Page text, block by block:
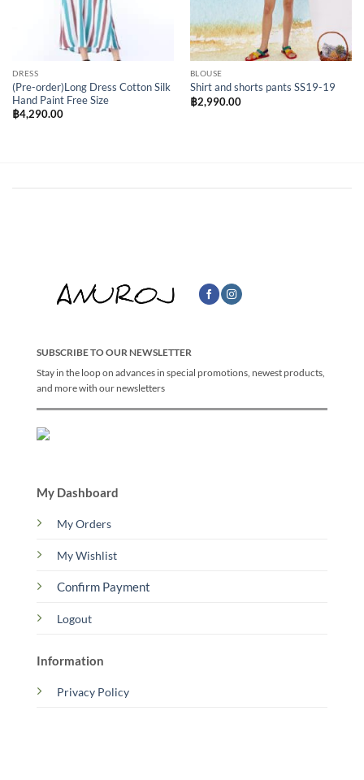
DRESS
(Pre-order)Long Dress Cotton Silk
Hand Paint Free Size
฿4,290.00
BLOUSE
Shirt and shorts pants SS19-19
฿2,990.00
SUBSCRIBE TO OUR NEWSLETTER
Stay in the loop on advances in special promotions, newest products,
and more with our newsletters
My Dashboard
My Orders
My Wishlist
Confirm Payment
Logout
Information
Privacy Policy